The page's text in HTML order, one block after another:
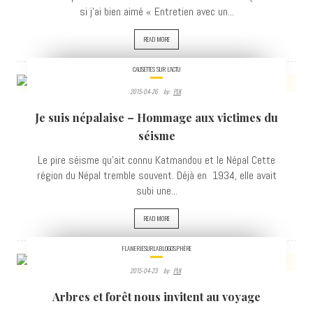
si j'ai bien aimé « Entretien avec un...
READ MORE
VIEWS
CAUSETTES SUR L'ACTU
2015-04-26 By: PLK
Je suis népalaise – Hommage aux victimes du
séisme
Le pire séisme qu'ait connu Katmandou et le Népal Cette
région du Népal tremble souvent. Déjà en 1934, elle avait
subi une...
READ MORE
FLANERIESURLABLOGOSPHÈRE
2015-04-23 By: PLK
Arbres et forêt nous invitent au voyage